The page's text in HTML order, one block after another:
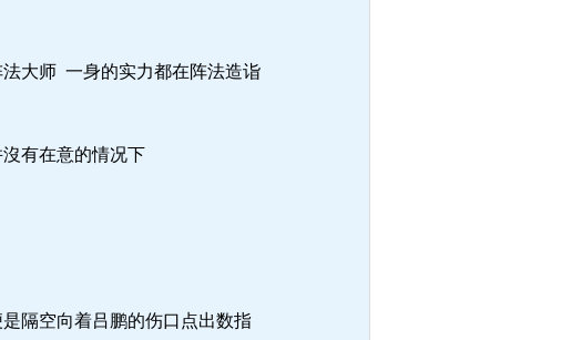
大师 一身的实力都在阵法造诣
有在意的情况下
隔空向着吕鹏的伤口点出数指